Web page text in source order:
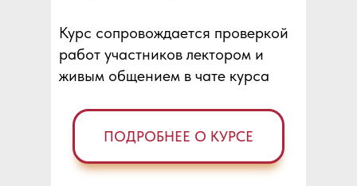
Курс сопровождается проверкой
работ участников лектором и
живым общением в чате курса
ПОДРОБНЕЕ О КУРСЕ